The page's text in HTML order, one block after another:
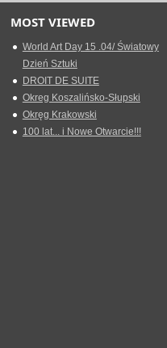
MOST VIEWED
World Art Day 15 .04/ Światowy
Dzień Sztuki
DROIT DE SUITE
Okreg Koszalińsko-Słupski
Okręg Krakowski
100 lat... i Nowe Otwarcie!!!